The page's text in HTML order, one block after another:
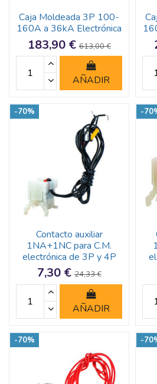
Caja Moldeada 3P 100-
160A a 36kA Electrónica
183,90 €613,00 €
AÑADIR
-70%
Contacto auxiliar
1NA+1NC para C.M.
electrónica de 3P y 4P
7,30 €24,33 €
AÑADIR
-
-70% -